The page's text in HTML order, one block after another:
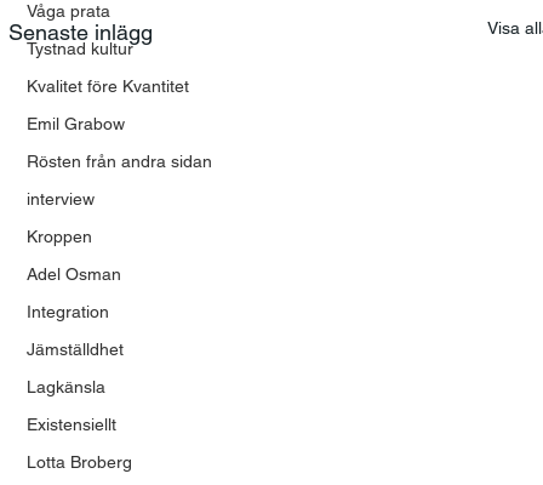
Våga prata
Tystnad kultur
Kvalitet före Kvantitet
Emil Grabow
Rösten från andra sidan
interview
Kroppen
Adel Osman
Integration
Jämställdhet
Lagkänsla
Existensiellt
Lotta Broberg
Senaste inlägg Visa